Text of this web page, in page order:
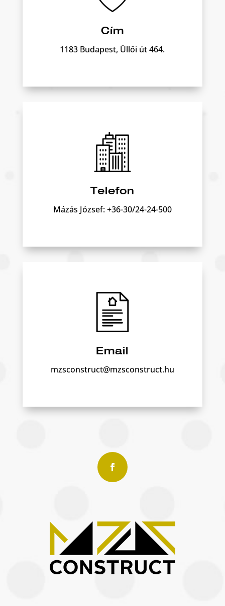
Cím
1183 Budapest, Üllői út 464.
Telefon
Mázás József: +36-30/24-24-500
Email
mzsconstruct@mzsconstruct.hu